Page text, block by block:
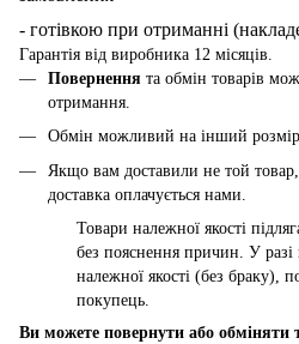
- готівкою при отриманні
Гарантія від виробника 12 місяців.
Повернення та обмін товарів
отримання.
Обмін можливий на інший розмір
Якщо вам доставили не той
доставка оплачується нами.
Товари належної якості
без пояснення причин. У разі
належної якості (без браку),
покупець.
Ви можете повернути або обміняти